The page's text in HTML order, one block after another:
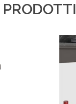
PRODOTTI